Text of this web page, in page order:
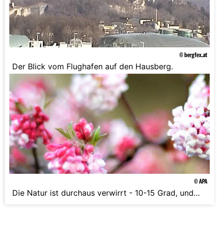
© bergfex.at
Der Blick vom Flughafen auf den Hausberg.
© APA
Die Natur ist durchaus verwirrt - 10-15 Grad, und